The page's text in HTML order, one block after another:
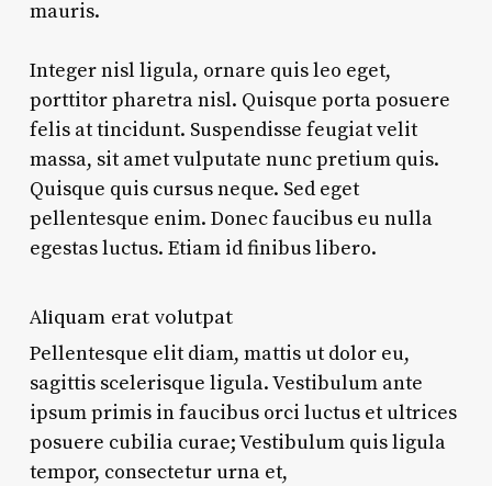
mauris.
Integer nisl ligula, ornare quis leo eget,
porttitor pharetra nisl. Quisque porta posuere
felis at tincidunt. Suspendisse feugiat velit
massa, sit amet vulputate nunc pretium quis.
Quisque quis cursus neque. Sed eget
pellentesque enim. Donec faucibus eu nulla
egestas luctus. Etiam id finibus libero.
Aliquam erat volutpat
Pellentesque elit diam, mattis ut dolor eu,
sagittis scelerisque ligula. Vestibulum ante
ipsum primis in faucibus orci luctus et ultrices
posuere cubilia curae; Vestibulum quis ligula
tempor, consectetur urna et,